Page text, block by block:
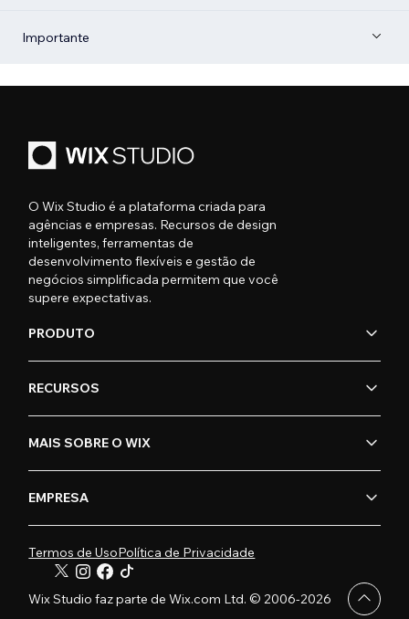
Importante
O Wix Studio é a plataforma criada para
agências e empresas. Recursos de design
inteligentes, ferramentas de
desenvolvimento flexíveis e gestão de
negócios simplificada permitem que você
supere expectativas.
PRODUTO
RECURSOS
MAIS SOBRE O WIX
EMPRESA
Termos de UsoPolítica de Privacidade
Wix Studio faz parte de Wix.com Ltd. © 2006-2026